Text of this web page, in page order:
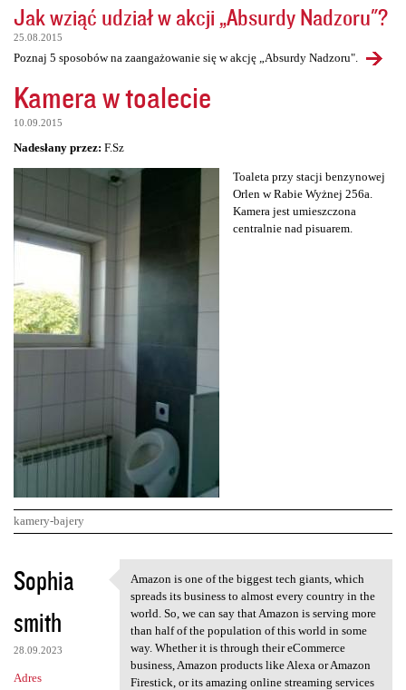
Jak wziąć udział w akcji „Absurdy Nadzoru"?
25.08.2015
Poznaj 5 sposobów na zaangażowanie się w akcję „Absurdy Nadzoru".
Kamera w toalecie
10.09.2015
Nadesłany przez: F.Sz
Toaleta przy stacji benzynowej
Orlen w Rabie Wyżnej 256a.
Kamera jest umieszczona
centralnie nad pisuarem.
kamery-bajery
K
o
m
e
n
Sophia
smith
28.09.2023
Adres
Amazon is one of the biggest
Amazon is one of the biggest tech giants, which
spreads its business to almost every country in the
world. So, we can say that Amazon is serving more
than half of the population of this world in some
way. Whether it is through their eCommerce
business, Amazon products like Alexa or Amazon
Firestick, or its amazing online streaming services